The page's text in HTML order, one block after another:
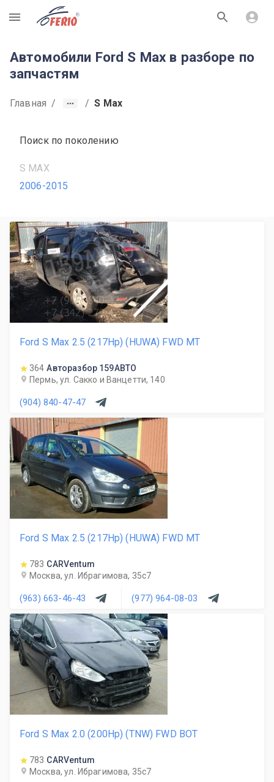
R
Автомобили Ford S Max в разборе по
запчастям
Главная / / S Max
Поиск по поколению
S MAX
2006-2015
Ford S Max 2.5 (217Hp) (HUWA) FWD MT
364 Авторазбор 159АВТО
Пермь, ул. Сакко и Ванцетти, 140
(904) 840-47-47
Ford S Max 2.5 (217Hp) (HUWA) FWD MT
783 CARVentum
Москва, ул. Ибрагимова, 35с7
(963) 663-46-43 (977) 964-08-03
Ford S Max 2.0 (200Hp) (TNW) FWD BOT
783 CARVentum
Москва, ул. Ибрагимова, 35с7